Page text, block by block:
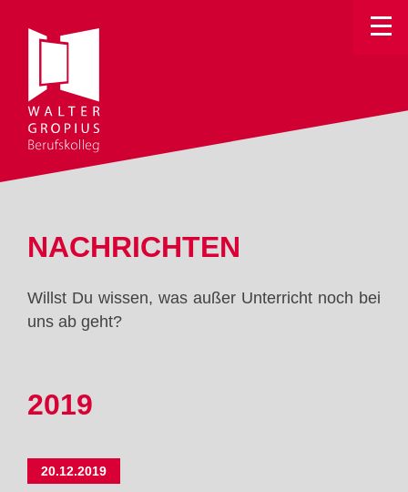
NACHRICHTEN
Willst Du wissen, was außer Unterricht noch bei
uns ab geht?
2019
20.12.2019